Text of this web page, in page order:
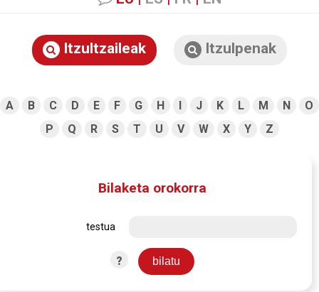
Itzultzaileak Itzulpenak
A B C D E F G H I J K L M N
O
P
Q R S T U V W X Y Z
Bilaketa orokorra
testua
?